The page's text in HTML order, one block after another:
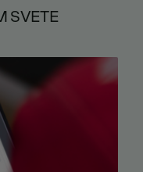
SVETE